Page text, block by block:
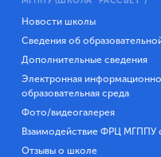
Новости школы
Сведения об
Дополнительные сведения
Электронная
образовательная среда
Фото/видеогалерея
Взаимодействие ФРЦ МГППУ
Отзывы о школе